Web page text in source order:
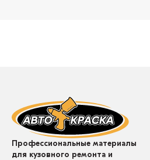
Профессиональные материалы
для кузовного ремонта и